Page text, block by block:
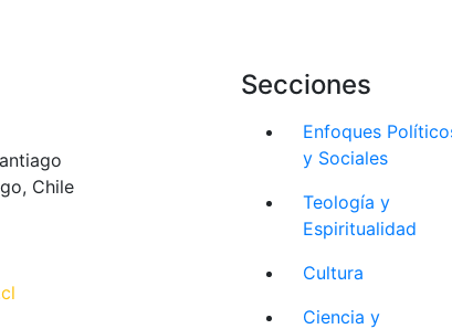
Chile
Secciones
Enfoques
y Sociales
Teología y
Espiritualidad
Cultura
Ciencia y